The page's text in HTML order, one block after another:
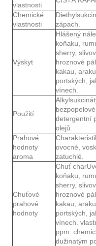
vlastnosti
Chemické
vlastnosti
zápach.
Výskyt
Hlášený
koňaku,
sherry,
hroznové
kakau,
portských,
vínech.
Použití
detergentní
olejů.
Prahové
hodnoty
aroma
ovocné,
zatuchlé.
Chuťové
prahové
hodnoty
Chuť
koňaku,
sherry,
hroznové
kakau,
portských,
vínech.
ppm:
dužinatým